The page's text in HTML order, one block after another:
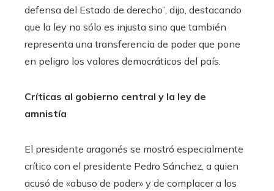
defensa del Estado de derecho”, dijo, destacando
que la ley no sólo es injusta sino que también
representa una transferencia de poder que pone
en peligro los valores democráticos del país.
Críticas al gobierno central y la ley de
amnistía
El presidente aragonés se mostró especialmente
crítico con el presidente Pedro Sánchez, a quien
acusó de «abuso de poder» y de complacer a los